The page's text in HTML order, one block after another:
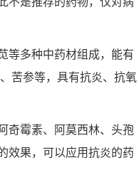
等多种中药材组成，能有
苦参等，具有抗炎、抗氧
奇霉素、阿莫西林、头孢
效果，可以应用抗炎的药